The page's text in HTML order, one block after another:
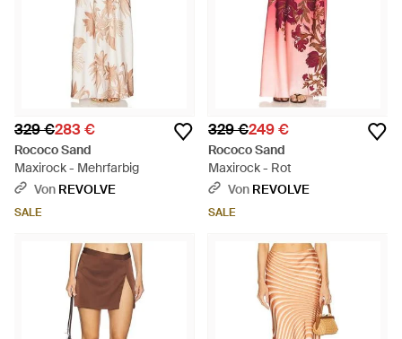
329 €283 €
Rococo Sand
Maxirock - Mehrfarbig
Von REVOLVE
SALE
329 €249 €
Rococo Sand
Maxirock - Rot
Von REVOLVE
SALE